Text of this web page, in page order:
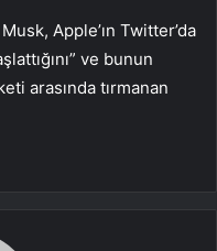
Apple’ın Twitter’da
ve bunun
arasında tırmanan